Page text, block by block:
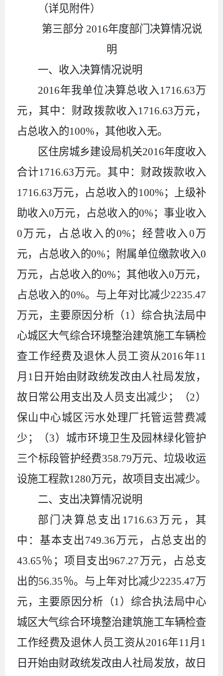
（详见附件）
第三部分2016年度部门决算情况说
明
一、收入决算情况说明
2016年我单位决算总收入1716.63万
元，其中：财政拨款收入1716.63万元，
占总收入的100%，其他收入无。
区住房城乡建设局机关2016年度收入
合计1716.63万元。其中：财政拨款收入
1716.63万元，占总收入的100%；上级补
助收入0万元，占总收入的0%；事业收入
0万元，占总收入的0%；经营收入0万
元，占总收入的0%；附属单位缴款收入0
万元，占总收入的0%；其他收入0万元，
占总收入的0%。与上年对比减少2235.47
万元，主要原因分析（ 1）综合执法局中
心城区大气综合环境整治建筑施工车辆检
查工作经费及退休人员工资从2016年11
月 1 日开始由财政统发改由人社局发放，
故日常公用支出及人员支出减少；（2）
保山中心城区污水处理厂托管运营费减
少；（3）城市环境卫生及园林绿化管护
三个标段管护经费358.79万元、垃圾收运
设施工程款1280万元，故项目支出减少。
二、支出决算情况说明
部门决算总支出 1716.63 万元，其
中：基本支出 749.36万元，占总支出的
43.65％；项目支出967.27万元，占总支
出的56.35％。与上年对比减少2235.47万
元，主要原因分析（1）综合执法局中心
城区大气综合环境整治建筑施工车辆检查
工作经费及退休人员工资从2016年11月 1
日开始由财政统发改由人社局发放，故日